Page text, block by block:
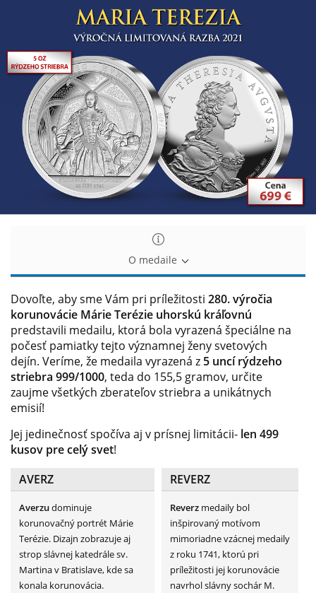
O medaile
Dovoľte, aby sme Vám pri príležitosti 280. výročia
korunovácie Márie Terézie uhorskú kráľovnú
predstavili medailu, ktorá bola vyrazená špeciálne na
počesť pamiatky tejto významnej ženy svetových
dejín. Veríme, že medaila vyrazená z 5 uncí rýdzeho
striebra 999/1000, teda do 155,5 gramov, určite
zaujme všetkých zberateľov striebra a unikátnych
emisií!
Jej jedinečnosť spočíva aj v prísnej limitácii- len 499
kusov pre celý svet!
AVERZ
REVERZ
Averzudominuje
korunovačný portrét Márie
Terézie. Dizajn zobrazuje aj
strop slávnej katedrále sv.
Martina v Bratislave, kde sa
konala korunovácia.
Reverz medaily bol
inšpirovaný motívom
mimoriadne vzácnej medaily
z roku 1741, ktorú pri
príležitosti jej korunovácie
navrhol slávny sochár M.